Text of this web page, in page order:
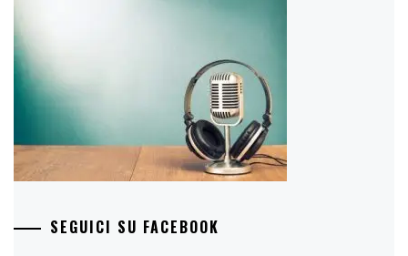
SEGUICI SU FACEBOOK